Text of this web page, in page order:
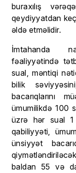
buraxılış
qeydiyyatdan
əldə etməlidir.
İmtahanda
fəaliyyətində
sual, məntiqi
bilik
bacarıqlarını
ümumilikdə 100
üzrə hər sual 1
qabiliyyəti,
ünsiyyət
baldan 55 və